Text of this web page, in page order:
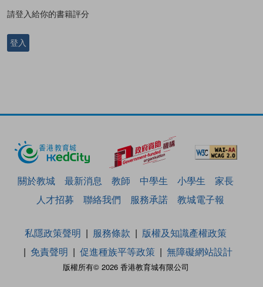
請登入給你的書籍評分
登入
關於教城 最新消息 教師 中學生 小學生
家長
人才招募
聯絡我們 服務承諾 教城電子報
版權所有© 2026 香港教育城有限公司
私隱政策聲明 服務條款
版權及知識產權政策
免責聲明
促進種族平等政策 無障礙網站設計